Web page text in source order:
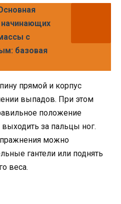
начинающих
с
базовая
прямой и корпус
выпадов. При этом
положение
за пальцы ног.
можно
гантели или поднять
веса.